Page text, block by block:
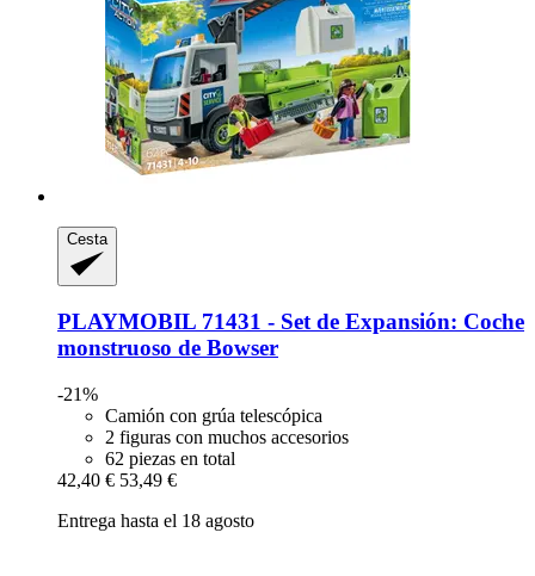
Cesta
PLAYMOBIL 71431 -​ Set de Expansión: Coche
monstruoso de Bowser
-21%
Camión con grúa telescópica
2 figuras con muchos accesorios
62 piezas en total
42,40 € 53,49 €
Entrega hasta el 18 agosto